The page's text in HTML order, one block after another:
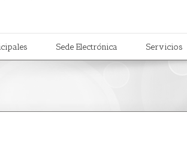
Sede Electrónica Servicios